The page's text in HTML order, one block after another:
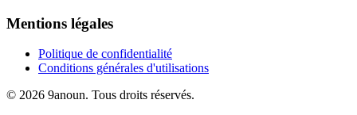
Mentions légales
Politique de confidentialité
Conditions générales d'utilisations
© 2026 9anoun. Tous droits réservés.